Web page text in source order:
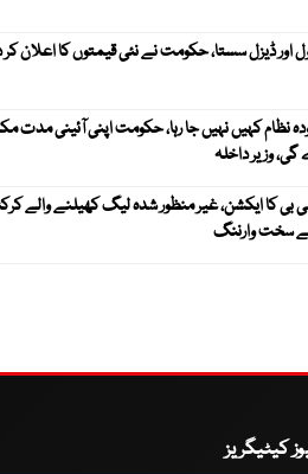
اور ڈیزل سستا، حکومت نے نئی قیمتوں کا اعلان کر
نظام کہیں نہیں جا رہا، حکومت اپنی آئینی مدت
وزیر داخلہ
بی کا ایکشن، غیر منظور شدہ لیگ کھیلنے والے
سخت وارننگ
کیٹیگریز